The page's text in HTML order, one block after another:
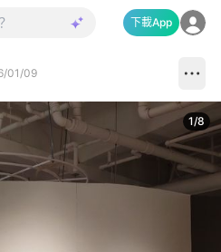
下載App
01/09
1/8